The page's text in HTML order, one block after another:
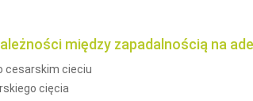
między zapadalnością na
cesarskim cieciu
cięcia